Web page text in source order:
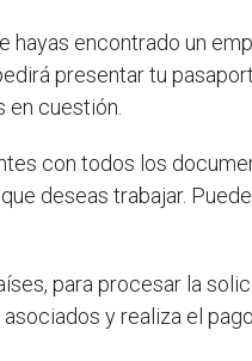
hayas encontrado un
presentar tu
cuestión.
con todos los
deseas trabajar.
para procesar la
y realiza el